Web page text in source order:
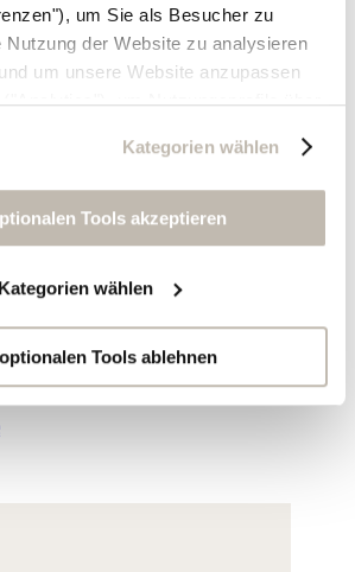
um Sie als Besucher zu
Nutzung der Website zu analysieren
um unsere Website anzupassen
um Nutzungsprofile über
Werbung auszuliefern,
Websites wiederzuerkennen und um
anzusprechen sowie um unsere
auszuwerten ("Marketing").
mit Dienstanbietern geteilt, die wir in
genauer auflisten oder wenn
wählen" klicken.
optionalen Tools akzeptieren" klicken,
der Nutzung der optionalen Tools
einverstanden.
Kategorien wählen
Tools akzeptieren
Kategorien wählen
Tools ablehnen
mit Print